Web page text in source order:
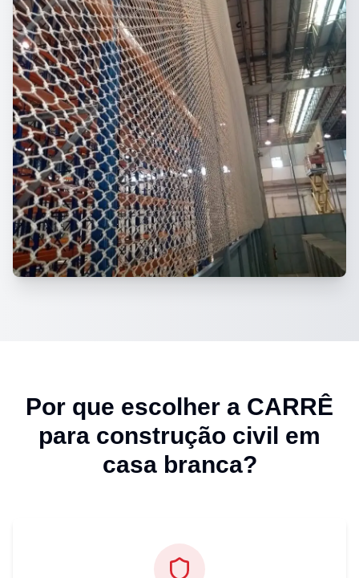
Por que escolher a CARRÊ
para construção civil em
casa branca?